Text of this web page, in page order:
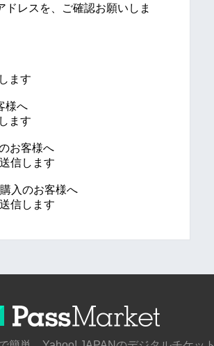
レスを、ご確認お願いしま
ます
様へ
ます
お客様へ
信します
入のお客様へ
信します